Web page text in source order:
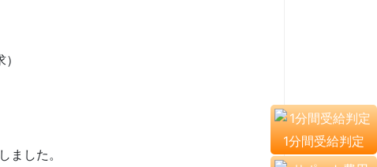
1分間受給判定
ました。